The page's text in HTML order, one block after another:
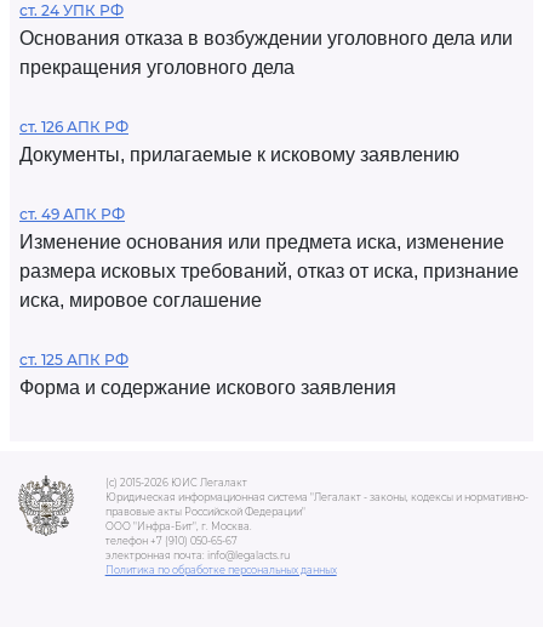
ст. 24 УПК РФ
Основания отказа в возбуждении уголовного дела или
прекращения уголовного дела
ст. 126 АПК РФ
Документы, прилагаемые к исковому заявлению
ст. 49 АПК РФ
Изменение основания или предмета иска, изменение
размера исковых требований, отказ от иска, признание
иска, мировое соглашение
ст. 125 АПК РФ
Форма и содержание искового заявления
(c) 2015-2026 ЮИС Легалакт
Юридическая информационная система "Легалакт - законы, кодексы и нормативно-
правовые акты Российской Федерации"
ООО "Инфра-Бит", г. Москва.
телефон +7 (910) 050-65-67
электронная почта: info@legalacts.ru
Политика по обработке персональных данных